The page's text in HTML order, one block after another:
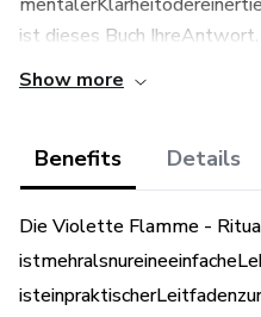
ist dieses Buch
Show more
Benefits Details
Die Violette Flamme -